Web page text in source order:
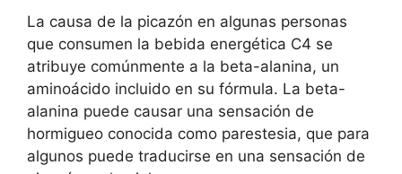
La causa de la picazón en algunas personas
que consumen la bebida energética C4 se
atribuye comúnmente a la beta-alanina, un
aminoácido incluido en su fórmula. La beta-
alanina puede causar una sensación de
hormigueo conocida como parestesia, que para
algunos puede traducirse en una sensación de